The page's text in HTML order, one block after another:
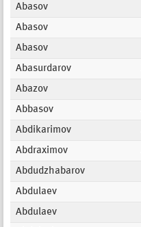
Abasov
Abasov
Abasov
Abasurdarov
Abazov
Abbasov
Abdikarimov
Abdraximov
Abdudzhabarov
Abdulaev
Abdulaev